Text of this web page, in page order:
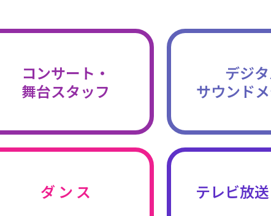
コンサート・
舞台スタッフ
デジ
サウンド
ダ ン ス テレビ放